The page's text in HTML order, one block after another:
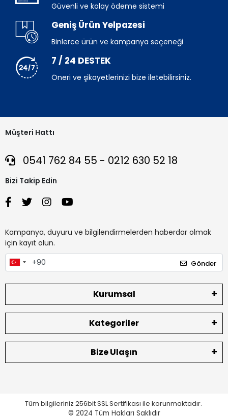
Güvenli ve kolay ödeme sistemi
Geniş Ürün Yelpazesi
Binlerce ürün ve kampanya seçeneği
7 / 24 DESTEK
Öneri ve şikayetlerinizi bize iletebilirsiniz.
Müşteri Hattı
0541 762 84 55 - 0212 630 52 18
Bizi Takip Edin
Kampanya, duyuru ve bilgilendirmelerden haberdar olmak
için kayıt olun.
Gönder
Kurumsal
Kategoriler
Bize Ulaşın
Tüm bilgileriniz 256bit SSL Sertifikası ile korunmaktadır.
© 2024 Tüm Hakları Saklıdır